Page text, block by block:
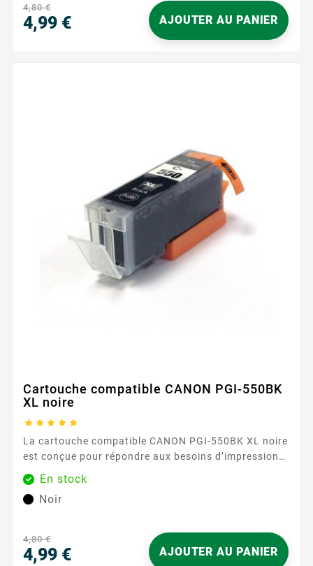
scolaires. Grâce à son encre...
4,80 €
4,99 € AJOUTER AU PANIER
Cartouche compatible CANON PGI-550BK
XL noire
    
La cartouche compatible CANON PGI-550BK XL noire
est conçue pour répondre aux besoins d’impression
quotidienne dans un environnement domestique, en
télétravail ou en bureau. Adaptée à la catégorie
CANON PGI550/CLI551 , elle permet d’obtenir des
professionnels soignés, qu’il s’agisse de rapports,
factures, courriers ou supports...
En stock
Noir
4,80 €
4,99 € AJOUTER AU PANIER